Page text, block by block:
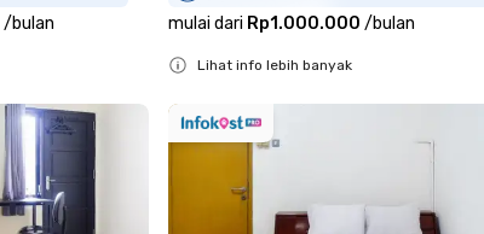
/bulan mulai dari Rp1.000.000 /bulan
Lihat info lebih banyak